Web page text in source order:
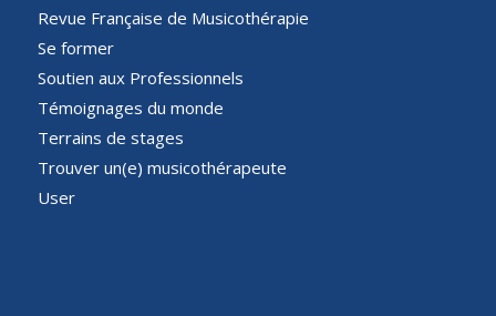
Revue Française de Musicothérapie
Se former
Soutien aux Professionnels
Témoignages du monde
Terrains de stages
Trouver un(e) musicothérapeute
User